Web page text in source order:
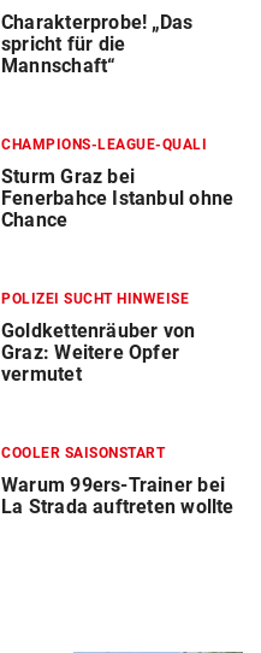
Charakterprobe! „Das
spricht für die
Mannschaft“
CHAMPIONS-LEAGUE-QUALI
Sturm Graz bei
Fenerbahce Istanbul ohne
Chance
POLIZEI SUCHT HINWEISE
Goldkettenräuber von
Graz: Weitere Opfer
vermutet
COOLER SAISONSTART
Warum 99ers-Trainer bei
La Strada auftreten wollte